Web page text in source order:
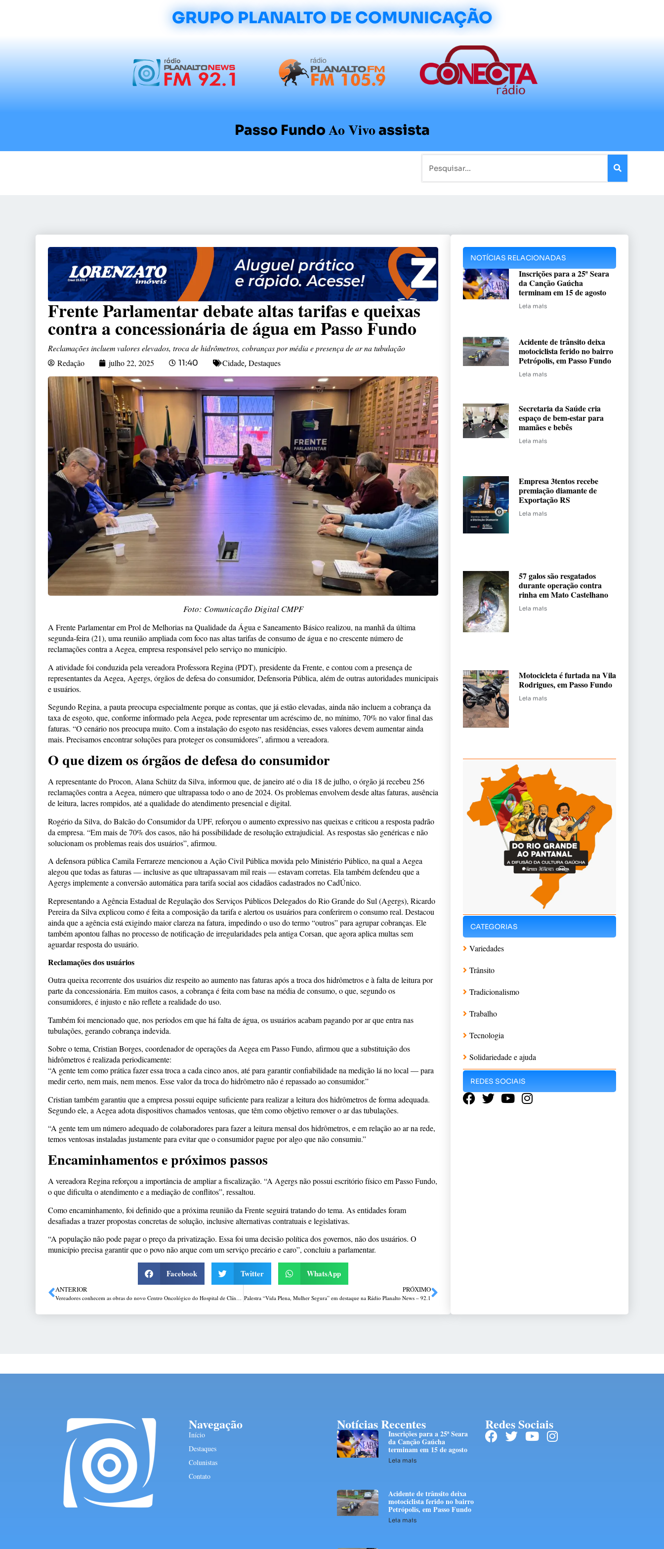
GRUPO PLANALTO DE COMUNICAÇÃO
Passo FundoAo Vivoassista
Frente Parlamentar debate altas tarifas e queixas
contra a concessionária de água em Passo Fundo
Reclamações incluem valores elevados, troca de hidrômetros, cobranças por média e presença de ar na tubulação
Redação
julho 22, 2025 11:40 Cidade, Destaques
Foto: Comunicação Digital CMPF
A Frente Parlamentar em Prol de Melhorias na Qualidade da Água e Saneamento Básico realizou, na manhã da última
segunda-feira (21), uma reunião ampliada com foco nas altas tarifas de consumo de água e no crescente número de
reclamações contra a Aegea, empresa responsável pelo serviço no município.
A atividade foi conduzida pela vereadora Professora Regina (PDT), presidente da Frente, e contou com a presença de
representantes da Aegea, Agergs, órgãos de defesa do consumidor, Defensoria Pública, além de outras autoridades municipais
e usuários.
Segundo Regina, a pauta preocupa especialmente porque as contas, que já estão elevadas, ainda não incluem a cobrança da
taxa de esgoto, que, conforme informado pela Aegea, pode representar um acréscimo de, no mínimo, 70% no valor final das
faturas. “O cenário nos preocupa muito. Com a instalação do esgoto nas residências, esses valores devem aumentar ainda
mais. Precisamos encontrar soluções para proteger os consumidores”, afirmou a vereadora.
O que dizem os órgãos de defesa do consumidor
A representante do Procon, Alana Schütz da Silva, informou que, de janeiro até o dia 18 de julho, o órgão já recebeu 256
reclamações contra a Aegea, número que ultrapassa todo o ano de 2024. Os problemas envolvem desde altas faturas, ausência
de leitura, lacres rompidos, até a qualidade do atendimento presencial e digital.
Rogério da Silva, do Balcão do Consumidor da UPF, reforçou o aumento expressivo nas queixas e criticou a resposta padrão
da empresa. “Em mais de 70% dos casos, não há possibilidade de resolução extrajudicial. As respostas são genéricas e não
solucionam os problemas reais dos usuários”, afirmou.
A defensora pública Camila Ferrareze mencionou a Ação Civil Pública movida pelo Ministério Público, na qual a Aegea
alegou que todas as faturas — inclusive as que ultrapassavam mil reais — estavam corretas. Ela também defendeu que a
Agergs implemente a conversão automática para tarifa social aos cidadãos cadastrados no CadÚnico.
Representando a Agência Estadual de Regulação dos Serviços Públicos Delegados do Rio Grande do Sul (Agergs), Ricardo
Pereira da Silva explicou como é feita a composição da tarifa e alertou os usuários para conferirem o consumo real. Destacou
ainda que a agência está exigindo maior clareza na fatura, impedindo o uso do termo “outros” para agrupar cobranças. Ele
também apontou falhas no processo de notificação de irregularidades pela antiga Corsan, que agora aplica multas sem
aguardar resposta do usuário.
Reclamações dos usuários
Outra queixa recorrente dos usuários diz respeito ao aumento nas faturas após a troca dos hidrômetros e à falta de leitura por
parte da concessionária. Em muitos casos, a cobrança é feita com base na média de consumo, o que, segundo os
consumidores, é injusto e não reflete a realidade do uso.
Também foi mencionado que, nos períodos em que há falta de água, os usuários acabam pagando por ar que entra nas
tubulações, gerando cobrança indevida.
Sobre o tema, Cristian Borges, coordenador de operações da Aegea em Passo Fundo, afirmou que a substituição dos
hidrômetros é realizada periodicamente:
“A gente tem como prática fazer essa troca a cada cinco anos, até para garantir confiabilidade na medição lá no local — para
medir certo, nem mais, nem menos. Esse valor da troca do hidrômetro não é repassado ao consumidor.”
Cristian também garantiu que a empresa possui equipe suficiente para realizar a leitura dos hidrômetros de forma adequada.
Segundo ele, a Aegea adota dispositivos chamados ventosas, que têm como objetivo remover o ar das tubulações.
“A gente tem um número adequado de colaboradores para fazer a leitura mensal dos hidrômetros, e em relação ao ar na rede,
temos ventosas instaladas justamente para evitar que o consumidor pague por algo que não consumiu.”
Encaminhamentos e próximos passos
A vereadora Regina reforçou a importância de ampliar a fiscalização. “A Agergs não possui escritório físico em Passo Fundo,
o que dificulta o atendimento e a mediação de conflitos”, ressaltou.
Como encaminhamento, foi definido que a próxima reunião da Frente seguirá tratando do tema. As entidades foram
desafiadas a trazer propostas concretas de solução, inclusive alternativas contratuais e legislativas.
“A população não pode pagar o preço da privatização. Essa foi uma decisão política dos governos, não dos usuários. O
município precisa garantir que o povo não arque com um serviço precário e caro”, concluiu a parlamentar.
Facebook Twitter WhatsApp
ANTERIOR
Vereadores conhecem as obras do novo Centro Oncológico do Hospital de Clínicas
PRÓXIMO
Palestra “Vida Plena, Mulher Segura” em destaque na Rádio Planalto News – 92.1
NOTÍCIAS RELACIONADAS
Inscrições para a 25ª Seara
da Canção Gaúcha
terminam em 15 de agosto
Leia mais
Acidente de trânsito deixa
motociclista ferido no bairro
Petrópolis, em Passo Fundo
Leia mais
Secretaria da Saúde cria
espaço de bem-estar para
mamães e bebês
Leia mais
Empresa 3tentos recebe
premiação diamante de
Exportação RS
Leia mais
57 galos são resgatados
durante operação contra
rinha em Mato Castelhano
Leia mais
Motocicleta é furtada na Vila
Rodrigues, em Passo Fundo
Leia mais
CATEGORIAS
Variedades
Trânsito
Tradicionalismo
Trabalho
Tecnologia
Solidariedade e ajuda
REDES SOCIAIS
Navegação
Início
Destaques
Colunistas
Contato
Notícias Recentes
Inscrições para a 25ª Seara
da Canção Gaúcha
terminam em 15 de agosto
Leia mais
Acidente de trânsito deixa
motociclista ferido no bairro
Petrópolis, em Passo Fundo
Leia mais
Redes Sociais